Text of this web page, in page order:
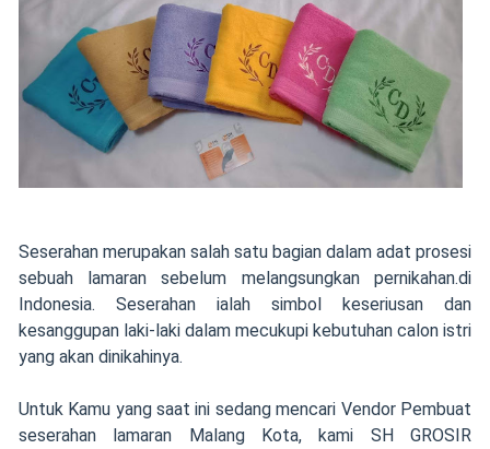
Seserahan merupakan salah satu bagian dalam adat prosesi
sebuah lamaran sebelum melangsungkan pernikahan.di
Indonesia. Seserahan ialah simbol keseriusan dan
kesanggupan laki-laki dalam mecukupi kebutuhan calon istri
yang akan dinikahinya.
Untuk Kamu yang saat ini sedang mencari Vendor Pembuat
seserahan lamaran Malang Kota, kami SH GROSIR